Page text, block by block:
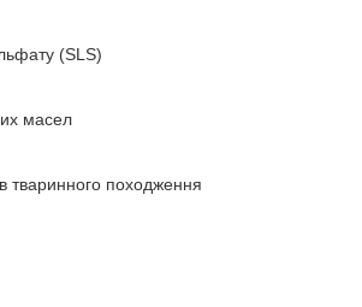
(SLS)
масел
тваринного походження